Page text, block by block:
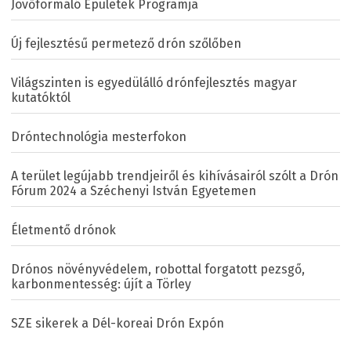
Jövőformáló Épületek Programja
Új fejlesztésű permetező drón szőlőben
Világszinten is egyedülálló drónfejlesztés magyar
kutatóktól
Dróntechnológia mesterfokon
A terület legújabb trendjeiről és kihívásairól szólt a Drón
Fórum 2024 a Széchenyi István Egyetemen
Életmentő drónok
Drónos növényvédelem, robottal forgatott pezsgő,
karbonmentesség: újít a Törley
SZE sikerek a Dél-koreai Drón Expón